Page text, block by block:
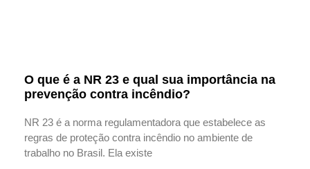
O que é a NR 23 e qual sua importância na
prevenção contra incêndio?
NR 23 é a norma regulamentadora que estabelece as
regras de proteção contra incêndio no ambiente de
trabalho no Brasil. Ela existe